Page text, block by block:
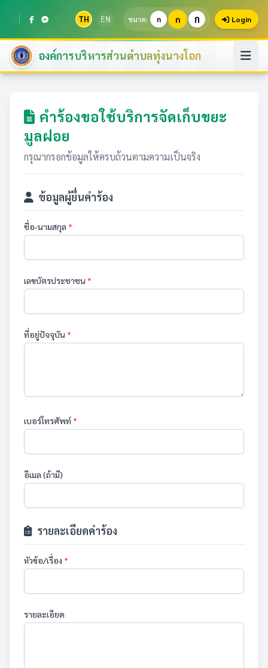
TH EN ขนาด: ก ก ก Login
องค์การบริหารส่วนตำบลทุ่งนางโอก
คำร้องขอใช้บริการจัดเก็บขยะ
มูลฝอย
กรุณากรอกข้อมูลให้ครบถ้วนตามความเป็นจริง
ข้อมูลผู้ยื่นคำร้อง
ชื่อ-นามสกุล *
เลขบัตรประชาชน *
ที่อยู่ปัจจุบัน *
เบอร์โทรศัพท์ *
อีเมล (ถ้ามี)
รายละเอียดคำร้อง
หัวข้อ/เรื่อง *
รายละเอียด